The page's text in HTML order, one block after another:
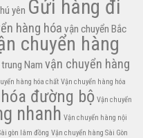
yên Gửi hàng đi
hàng hóa vận chuyển Bắc
chuyển hàng
Nam vận chuyển hàng
hàng hóa chất Vận chuyển hàng hóa
đường bộ Vận chuyển
nhanh Vận chuyển hàng nội
gòn lâm đồng Vận chuyển hàng Sài Gòn